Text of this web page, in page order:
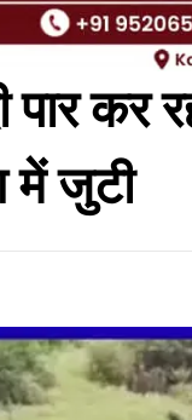
कर
में जुटी